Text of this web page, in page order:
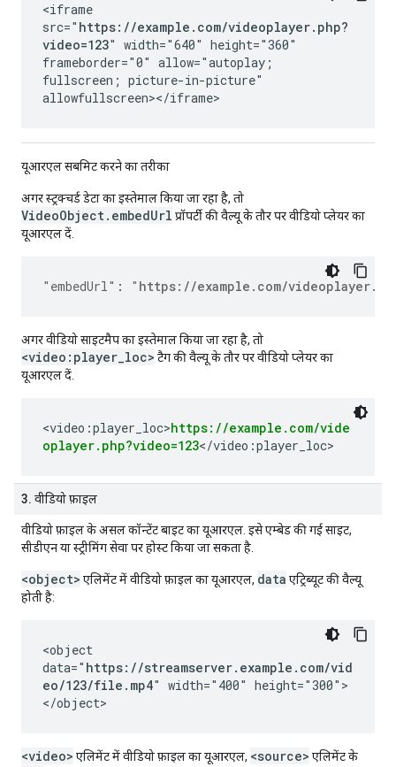
<iframe
src=" https://example.com/videoplayer.php?
video=123" width="640" height="360"
frameborder="0" allow="autoplay;
fullscreen; picture-in-picture"
allowfullscreen></iframe>
यूआरएल सबमिट करने का तरीका
अगर स्ट्रक्चर्ड डेटा का इस्तेमाल किया जा रहा है, तो
VideoObject.embedUrl प्रॉपर्टी की वैल्यू के तौर पर वीडियो प्लेयर का
यूआरएल दें.
"embedUrl" : " https://example.com/
अगर वीडियो साइटमैप का इस्तेमाल किया जा रहा है, तो
<video:player_loc> टैग की वैल्यू के तौर पर वीडियो प्लेयर का
यूआरएल दें.
<video:player_loc>https://example.com/vide
oplayer.php?video=123</video:player_loc>
3. वीडियो फ़ाइल
वीडियो फ़ाइल के असल कॉन्टेंट बाइट का यूआरएल. इसे एम्बेड की गई साइट,
सीडीएन या स्ट्रीमिंग सेवा पर होस्ट किया जा सकता है.
<object> एलिमेंट में वीडियो फ़ाइल का यूआरएल, data एट्रिब्यूट की वैल्यू
होती है:
<object
data=" https://streamserver.example.com/vid
eo/123/file.mp4" width="400" height="300">
</object>
<video> एलिमेंट में वीडियो फ़ाइल का यूआरएल, <source> एलिमेंट के